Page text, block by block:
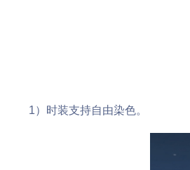
1）时装支持自由染色。